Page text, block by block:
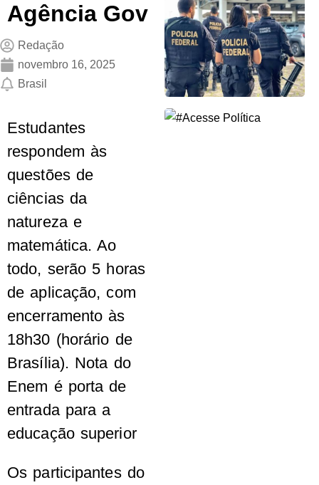
Agência Gov
Redação
novembro 16, 2025
Brasil
Estudantes
respondem às
questões de
ciências da
natureza e
matemática. Ao
todo, serão 5 horas
de aplicação, com
encerramento às
18h30 (horário de
Brasília). Nota do
Enem é porta de
entrada para a
educação superior
Os participantes do